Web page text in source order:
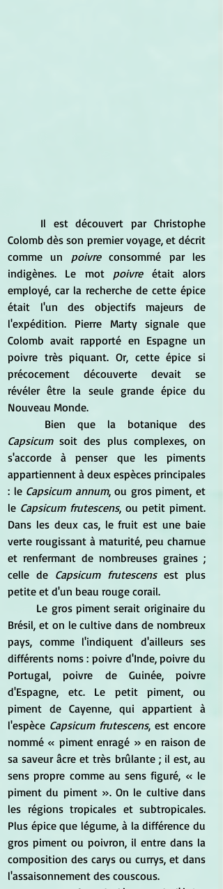
Colomb dès son premier voyage, et décrit
comme un poivre consommé par les
indigènes. Le mot poivre était alors
employé, car la recherche de cette épice
était l'un des objectifs majeurs de
l'expédition. Pierre Marty signale que
Colomb avait rapporté en Espagne un
poivre très piquant. Or, cette épice si
précocement découverte devait se
révéler être la seule grande épice du
Nouveau Monde.
	Bien que la botanique des
Capsicum soit des plus complexes, on
s'accorde à penser que les piments
appartiennent à deux espèces principales
: le Capsicum annum, ou gros piment, et
le Capsicum frutescens, ou petit piment.
Dans les deux cas, le fruit est une baie
verte rougissant à maturité, peu charnue
et renfermant de nombreuses graines ;
celle de Capsicum frutescens est plus
petite et d'un beau rouge corail.
Brésil, et on le cultive dans de nombreux
pays, comme l'indiquent d'ailleurs ses
différents noms : poivre d'Inde, poivre du
Portugal, poivre de Guinée, poivre
d'Espagne, etc. Le petit piment, ou
piment de Cayenne, qui appartient à
l'espèce Capsicum frutescens, est encore
nommé « piment enragé » en raison de
sa saveur âcre et très brûlante ; il est, au
sens propre comme au sens figuré, « le
piment du piment ». On le cultive dans
les régions tropicales et subtropicales.
Plus épice que légume, à la différence du
gros piment ou poivron, il entre dans la
composition des carys ou currys, et dans
l'assaisonnement des couscous.